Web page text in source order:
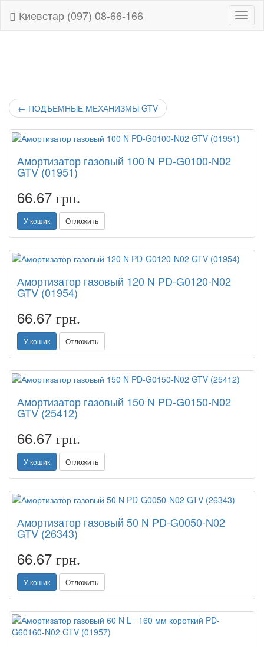
Киевстар (097) 08-66-166
← ПОДЪЕМНЫЕ МЕХАНИЗМЫ GTV
Амортизатор газовый 100 N PD-G0100-N02
GTV (01951)
66.67 грн.
У кошик Отложить
Амортизатор газовый 120 N PD-G0120-N02
GTV (01954)
66.67 грн.
У кошик Отложить
Амортизатор газовый 150 N PD-G0150-N02
GTV (25412)
66.67 грн.
У кошик Отложить
Амортизатор газовый 50 N PD-G0050-N02
GTV (26343)
66.67 грн.
У кошик Отложить